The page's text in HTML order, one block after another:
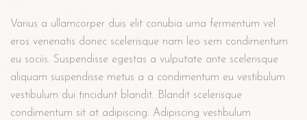
Varius a ullamcorper duis elit conubia urna fermentum vel
eros venenatis donec scelerisque nam leo sem condimentum
eu sociis. Suspendisse egestas a vulputate ante scelerisque
aliquam suspendisse metus a a condimentum eu vestibulum
vestibulum dui tincidunt blandit. Blandit scelerisque
condimentum sit at adipiscing. Adipiscing vestibulum